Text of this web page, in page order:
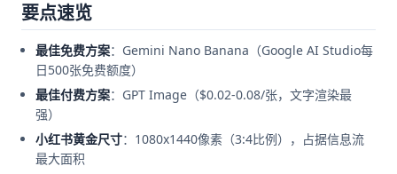
要点速览
最佳免费方案：Gemini Nano Banana（Google AI Studio每
日500张免费额度）
最佳付费方案：GPT Image（$0.02-0.08/张，文字渲染最
强）
小红书黄金尺寸：1080x1440像素（3:4比例），占据信息流
最大面积